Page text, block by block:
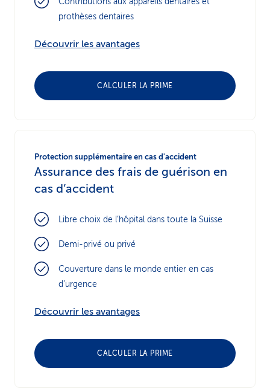
prothèses dentaires
Découvrir les avantages
CALCULER LA PRIME
Protection supplémentaire en cas d'accident
Assurance des frais de guérison en
cas d’accident
Libre choix de l’hôpital dans toute la Suisse
Demi-privé ou privé
Couverture dans le monde entier en cas
d’urgence
Découvrir les avantages
CALCULER LA PRIME